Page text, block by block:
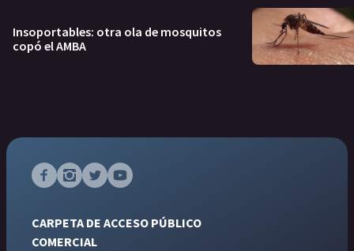
Insoportables: otra ola de mosquitos
copó el AMBA
CARPETA DE ACCESO PÚBLICO
COMERCIAL